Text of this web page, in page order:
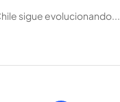
sigue evolucionando...